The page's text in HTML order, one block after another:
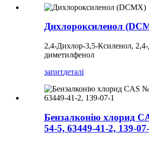
Дихлороксиленол
2,4-Дихлор-3,5-Ксиленол,
диметилфенол
запитдеталі
Бензалконію хлорид
54-5, 63449-41-2, 139-